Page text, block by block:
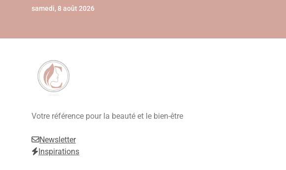
samedi, 8 août 2026
Beauté, Esthétique, Anti-
Votre référence pour la beauté et le bien-être
Newsletter
Inspirations